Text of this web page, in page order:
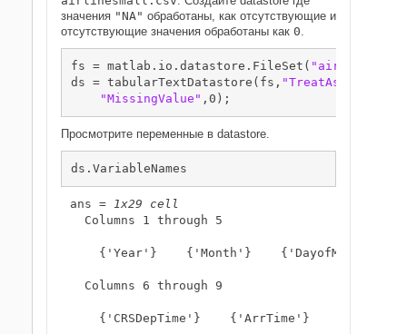
значения "NA" обработаны, как отсутствующие и
отсутствующие значения обработаны как 0.
fs = matlab.io.datastore.FileSet(
ds = tabularTextDatastore(fs, "TreatAsMissing"
"MissingValue" ,0);
Просмотрите переменные в datastore.
ds.VariableNames
ans = 1x29 cell
  Columns 1 through 5
{'Year'}    {'Month'}    {'DayofMonth'}
  Columns 6 through 9
{'CRSDepTime'}    {'ArrTime'}